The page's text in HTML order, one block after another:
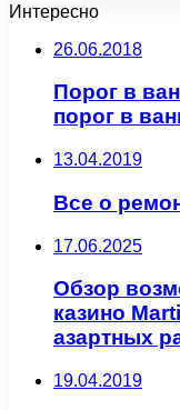
Интересно
26.06.2018
Порог в
порог в
13.04.2019
Все о
17.06.2025
Обзор
казино
азартных
19.04.2019